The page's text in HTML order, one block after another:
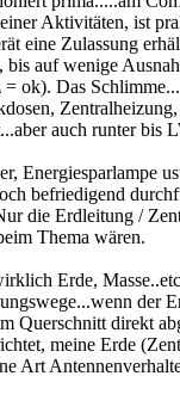
Aktivitäten, ist
eine Zulassung
bis auf wenige
ok). Das
auch runter bis
Energiesparlampe
befriedigend
die Erdleitung /
Thema wären.
Erde,
der
Querschnitt direkt
meine Erde
Art